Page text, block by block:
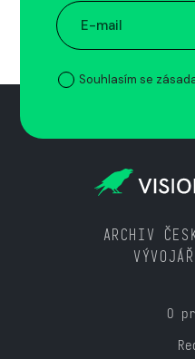
Souhlasím se
ARCHIV
O